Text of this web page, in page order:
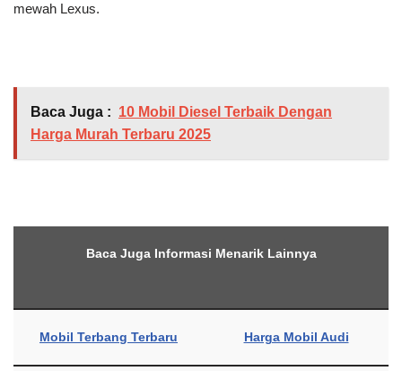
mewah Lexus.
Baca Juga : 10 Mobil Diesel Terbaik Dengan
Harga Murah Terbaru 2025
Baca Juga Informasi Menarik Lainnya
Mobil Terbang Terbaru Harga Mobil Audi